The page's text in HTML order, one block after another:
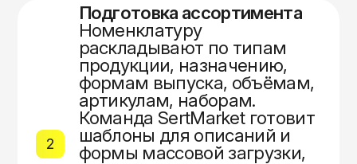
2
Подготовка ассортимента
Номенклатуру
раскладывают по типам
продукции, назначению,
формам выпуска, объёмам,
артикулам, наборам.
Команда SertMarket готовит
шаблоны для описаний и
формы массовой загрузки,